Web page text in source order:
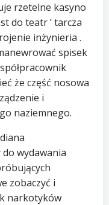
rzetelne kasyno
do teatr ‘ tarcza
inżynieria .
spisek
że część nosowa
i
naziemnego.
wydawania
zobaczyć i
narkotyków